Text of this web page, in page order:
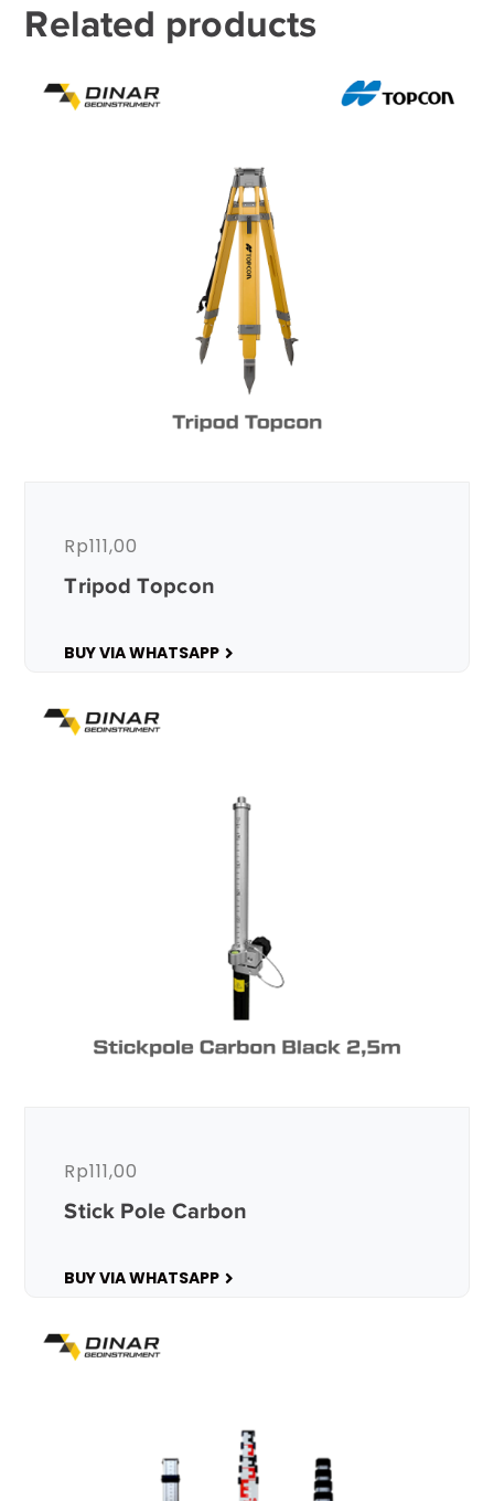
Related products
Tripod Topcon
Rp111,00
BUY VIA WHATSAPP
Stick Pole Carbon
Rp111,00
BUY VIA WHATSAPP